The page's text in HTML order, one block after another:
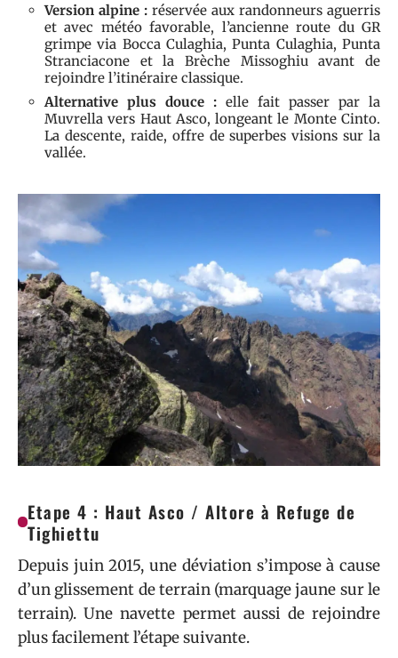
Version alpine : réservée aux randonneurs aguerris
et avec météo favorable, l’ancienne route du GR
grimpe via Bocca Culaghia, Punta Culaghia, Punta
Stranciacone et la Brèche Missoghiu avant de
rejoindre l’itinéraire classique.
Alternative plus douce : elle fait passer par la
Muvrella vers Haut Asco, longeant le Monte Cinto.
La descente, raide, offre de superbes visions sur la
vallée.
Etape 4 : Haut Asco / Altore à Refuge de
Tighiettu
Depuis juin 2015, une déviation s’impose à cause
d’un glissement de terrain (marquage jaune sur le
terrain). Une navette permet aussi de rejoindre
plus facilement l’étape suivante.